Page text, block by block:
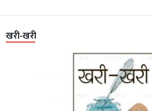
खरी-खरी